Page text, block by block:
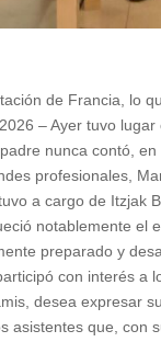
de Francia, lo
– Ayer tuvo
nunca contó,
profesionales,
a cargo de Itzjak
notablemente el
preparado y
con interés a
desea expresar
asistentes que, con